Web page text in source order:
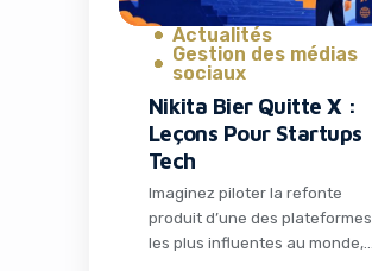
Actualités
Gestion des médias
sociaux
Nikita Bier Quitte X :
Leçons Pour Startups
Tech
Imaginez piloter la refonte
produit d’une des plateformes
les plus influentes au monde,